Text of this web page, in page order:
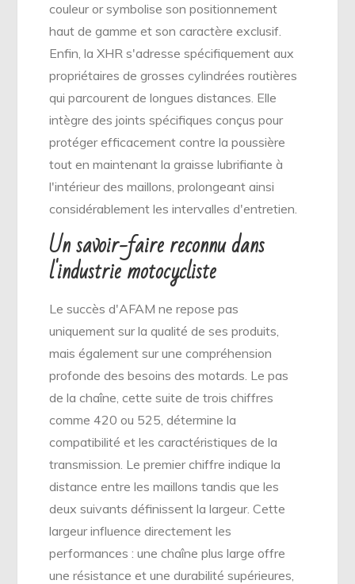
couleur or symbolise son positionnement
haut de gamme et son caractère exclusif.
Enfin, la XHR s'adresse spécifiquement aux
propriétaires de grosses cylindrées routières
qui parcourent de longues distances. Elle
intègre des joints spécifiques conçus pour
protéger efficacement contre la poussière
tout en maintenant la graisse lubrifiante à
l'intérieur des maillons, prolongeant ainsi
considérablement les intervalles d'entretien.
Un savoir-faire reconnu dans
l'industrie motocycliste
Le succès d'AFAM ne repose pas
uniquement sur la qualité de ses produits,
mais également sur une compréhension
profonde des besoins des motards. Le pas
de la chaîne, cette suite de trois chiffres
comme 420 ou 525, détermine la
compatibilité et les caractéristiques de la
transmission. Le premier chiffre indique la
distance entre les maillons tandis que les
deux suivants définissent la largeur. Cette
largeur influence directement les
performances : une chaîne plus large offre
une résistance et une durabilité supérieures,